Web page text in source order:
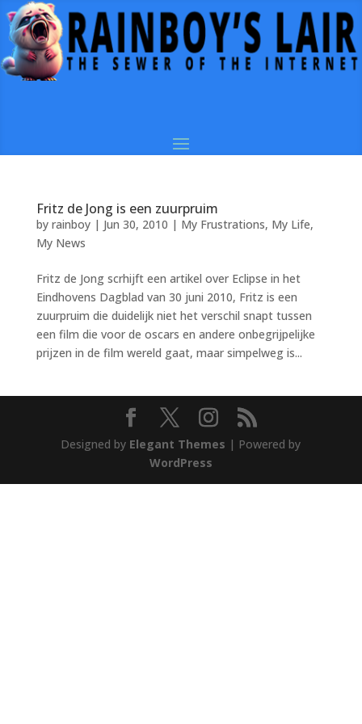
Fritz de Jong is een zuurpruim
by rainboy| Jun 30, 2010 | My Frustrations, My Life,
My News
Fritz de Jong scrhijft een artikel over Eclipse in het
Eindhovens Dagblad van 30 juni 2010, Fritz is een
zuurpruim die duidelijk niet het verschil snapt tussen
een film die voor de oscars en andere onbegrijpelijke
prijzen in de film wereld gaat, maar simpelweg is...
Designed by Elegant Themes | Powered by
WordPress